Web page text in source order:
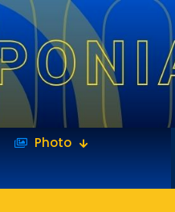
‎‏‏‎ ‎Photo